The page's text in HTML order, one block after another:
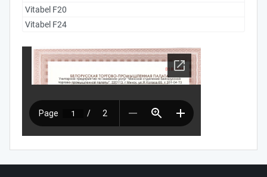
Vitabel F20
Vitabel F24